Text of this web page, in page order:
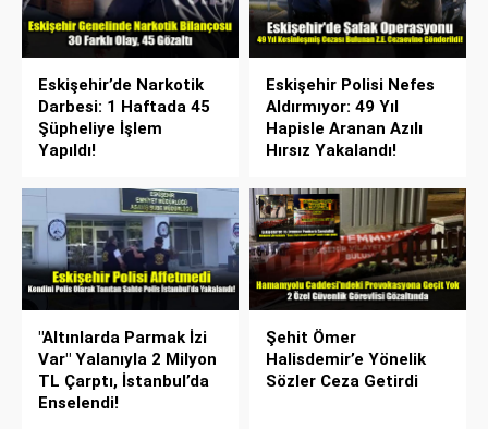
Eskişehir’de Narkotik
Darbesi: 1 Haftada 45
Şüpheliye İşlem
Yapıldı!
Eskişehir Polisi Nefes
Aldırmıyor: 49 Yıl
Hapisle Aranan Azılı
Hırsız Yakalandı!
"Altınlarda Parmak İzi
Var" Yalanıyla 2 Milyon
TL Çarptı, İstanbul’da
Enselendi!
Şehit Ömer
Halisdemir’e Yönelik
Sözler Ceza Getirdi